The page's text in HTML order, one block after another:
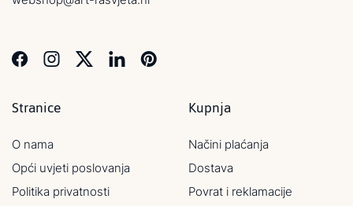
Stranice
O nama
Opći uvjeti poslovanja
Politika privatnosti
Kupnja
Načini plaćanja
Dostava
Povrat i reklamacije